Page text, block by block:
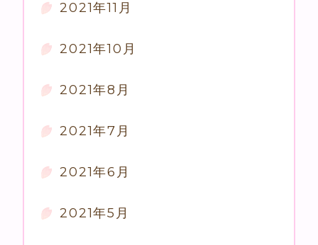
2021年11月
2021年10月
2021年8月
2021年7月
2021年6月
2021年5月